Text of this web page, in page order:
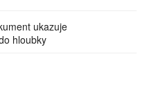
ukazuje
hloubky